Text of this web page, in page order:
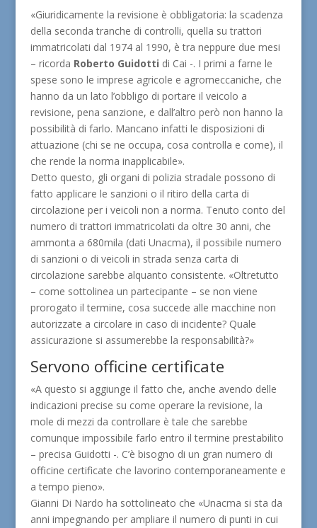
«Giuridicamente la revisione è obbligatoria: la scadenza
della seconda tranche di controlli, quella su trattori
immatricolati dal 1974 al 1990, è tra neppure due mesi
– ricorda Roberto Guidotti di Cai -. I primi a farne le
spese sono le imprese agricole e agromeccaniche, che
hanno da un lato l’obbligo di portare il veicolo a
revisione, pena sanzione, e dall’altro però non hanno la
possibilità di farlo. Mancano infatti le disposizioni di
attuazione (chi se ne occupa, cosa controlla e come), il
che rende la norma inapplicabile».
Detto questo, gli organi di polizia stradale possono di
fatto applicare le sanzioni o il ritiro della carta di
circolazione per i veicoli non a norma. Tenuto conto del
numero di trattori immatricolati da oltre 30 anni, che
ammonta a 680mila (dati Unacma), il possibile numero
di sanzioni o di veicoli in strada senza carta di
circolazione sarebbe alquanto consistente. «Oltretutto
– come sottolinea un partecipante – se non viene
prorogato il termine, cosa succede alle macchine non
autorizzate a circolare in caso di incidente? Quale
assicurazione si assumerebbe la responsabilità?»
Servono officine certificate
«A questo si aggiunge il fatto che, anche avendo delle
indicazioni precise su come operare la revisione, la
mole di mezzi da controllare è tale che sarebbe
comunque impossibile farlo entro il termine prestabilito
– precisa Guidotti -. C’è bisogno di un gran numero di
officine certificate che lavorino contemporaneamente e
a tempo pieno».
Gianni Di Nardo ha sottolineato che «Unacma si sta da
anni impegnando per ampliare il numero di punti in cui